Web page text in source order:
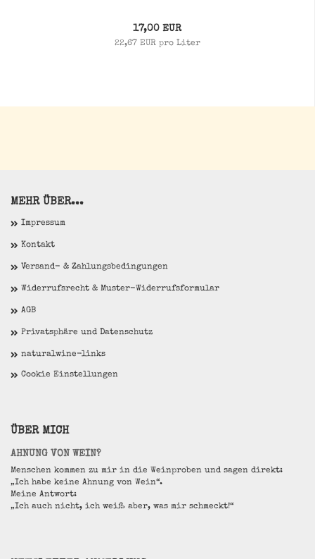
17,00 EUR
22,67 EUR pro Liter
MEHR ÜBER...
Impressum
Kontakt
Versand- & Zahlungsbedingungen
Widerrufsrecht & Muster-Widerrufsformular
AGB
Privatsphäre und Datenschutz
naturalwine-links
Cookie Einstellungen
ÜBER MICH
AHNUNG VON WEIN?
Menschen kommen zu mir in die Weinproben und sagen direkt:
„Ich habe keine Ahnung von Wein“.
Meine Antwort:
„Ich auch nicht, ich weiß aber, was mir schmeckt!“